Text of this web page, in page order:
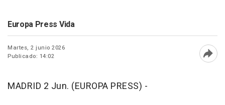
Europa Press Vida
Martes, 2 junio 2026
Publicado: 14:02
MADRID 2 Jun. (EUROPA PRESS) -